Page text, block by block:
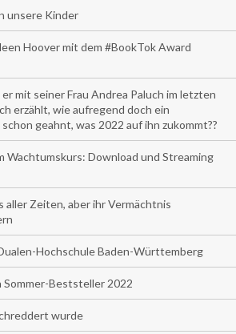
unsere Kinder
Hoover mit dem #BookTok Award
mit seiner Frau Andrea Paluch im letzten
erzählt, wie aufregend doch ein
geahnt, was 2022 auf ihn zukommt??
Wachtumskurs: Download und Streaming
aller Zeiten, aber ihr Vermächtnis
Hochschule Baden-Württemberg
Beststeller 2022
wurde